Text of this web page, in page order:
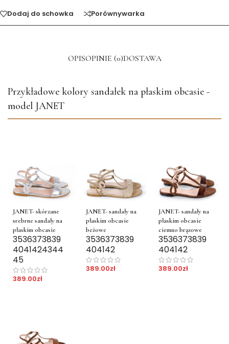
Dodaj do schowka Porównywarka
OPISOPINIE (0)DOSTAWA
Przykładowe kolory sandałek na płaskim obcasie -
model JANET
JANET- skórzane
srebrne sandały na
płaskim obcasie
3536373839
4041424344
45
389.00zł
JANET- sandały na
płaskim obcasie
beżowe
3536373839
404142
389.00zł
JANET- sandały na
płaskim obcasie
ciemno brązowe
3536373839
404142
389.00zł